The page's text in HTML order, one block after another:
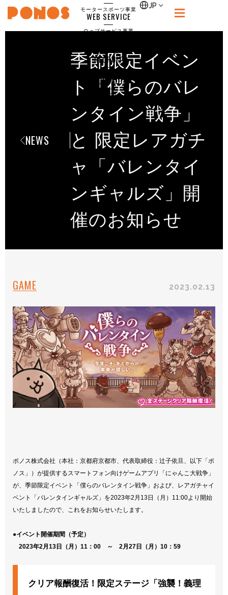
PONOS
モータースポーツ事業
WEB SERVICE
ウェブサービス事業
ニュース
RECRUIT
CONTACT
お問合せ
JP
NEWS
季節限定イベン
ト「僕らのバレ
ンタイン戦争」
と 限定レアガチ
ャ「バレンタイ
ンギャルズ」開
催のお知らせ
GAME 2023.02.13
ポノス株式会社（本社：京都府京都市、代表取締役：辻子依旦、以下「ポ
ノス」）が提供するスマートフォン向けゲームアプリ「にゃんこ大戦争」
が、季節限定イベント「僕らのバレンタイン戦争」および、レアガチャイ
ベント「バレンタインギャルズ」を2023年2月13日（月）11:00より開始
いたしましたので、これをお知らせいたします。
●イベント開催期間（予定）
2023年2月13日（月）11：00 ～ 2月27日（月）10：59
クリア報酬復活！限定ステージ「強襲！義理